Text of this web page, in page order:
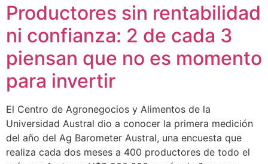
Productores sin rentabilidad
ni confianza: 2 de cada 3
piensan que no es momento
para invertir
El Centro de Agronegocios y Alimentos de la
Universidad Austral dio a conocer la primera medición
del año del Ag Barometer Austral, una encuesta que
realiza cada dos meses a 400 productores de todo el